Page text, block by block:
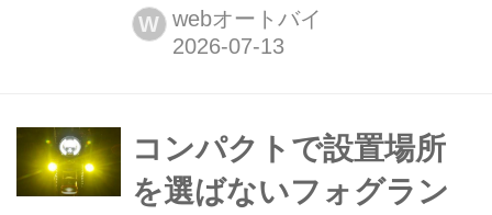
気企画が「JAPAN RIDERS 知恵
袋」。その中から注目の記事を毎週月
レを忘れている人も多いんじゃないで
しょうか...
W webオートバイ
コンパクトで設置場所
を選ばないフォグラン